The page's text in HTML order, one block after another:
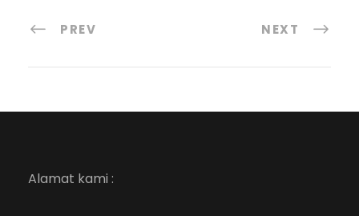
PREV NEXT
Alamat kami :